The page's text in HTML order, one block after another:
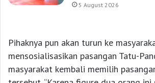
5 August 2026
Pihaknya pun akan turun ke
mensosialisasikan pasangan Tatu-
masyarakat kembali memilih